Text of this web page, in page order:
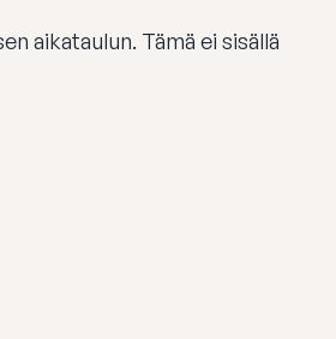
aikataulun. Tämä ei sisällä